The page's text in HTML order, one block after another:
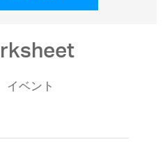
イベント